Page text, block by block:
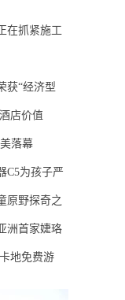
在抓紧施工
获“经济型
店价值
落幕
C5为孩子严
原野探奇之
洲首家婕珞
地免费游